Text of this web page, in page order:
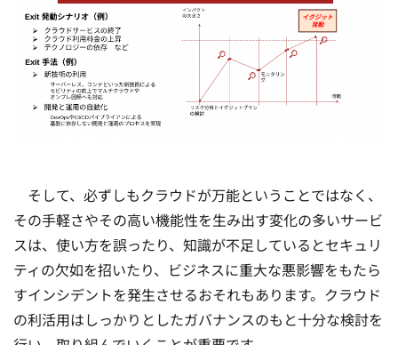
そして、必ずしもクラウドが万能ということではなく、
その手軽さやその高い機能性を生み出す変化の多いサービ
スは、使い方を誤ったり、知識が不足しているとセキュリ
ティの欠如を招いたり、ビジネスに重大な悪影響をもたら
すインシデントを発生させるおそれもあります。クラウド
の利活用はしっかりとしたガバナンスのもと十分な検討を